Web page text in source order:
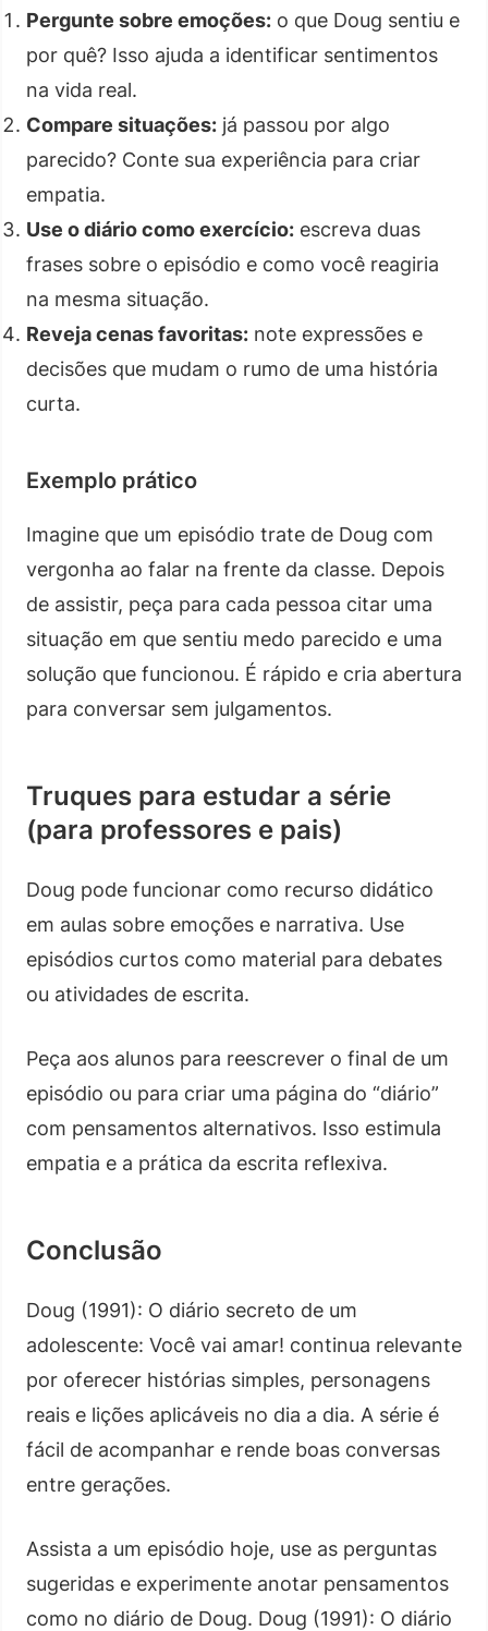
Pergunte sobre emoções: o que Doug sentiu e
por quê? Isso ajuda a identificar sentimentos
na vida real.
Compare situações: já passou por algo
parecido? Conte sua experiência para criar
empatia.
Use o diário como exercício: escreva duas
frases sobre o episódio e como você reagiria
na mesma situação.
Reveja cenas favoritas: note expressões e
decisões que mudam o rumo de uma história
curta.
Exemplo prático
Imagine que um episódio trate de Doug com
vergonha ao falar na frente da classe. Depois
de assistir, peça para cada pessoa citar uma
situação em que sentiu medo parecido e uma
solução que funcionou. É rápido e cria abertura
para conversar sem julgamentos.
Truques para estudar a série
(para professores e pais)
Doug pode funcionar como recurso didático
em aulas sobre emoções e narrativa. Use
episódios curtos como material para debates
ou atividades de escrita.
Peça aos alunos para reescrever o final de um
episódio ou para criar uma página do “diário”
com pensamentos alternativos. Isso estimula
empatia e a prática da escrita reflexiva.
Conclusão
Doug (1991): O diário secreto de um
adolescente: Você vai amar! continua relevante
por oferecer histórias simples, personagens
reais e lições aplicáveis no dia a dia. A série é
fácil de acompanhar e rende boas conversas
entre gerações.
Assista a um episódio hoje, use as perguntas
sugeridas e experimente anotar pensamentos
como no diário de Doug. Doug (1991): O diário